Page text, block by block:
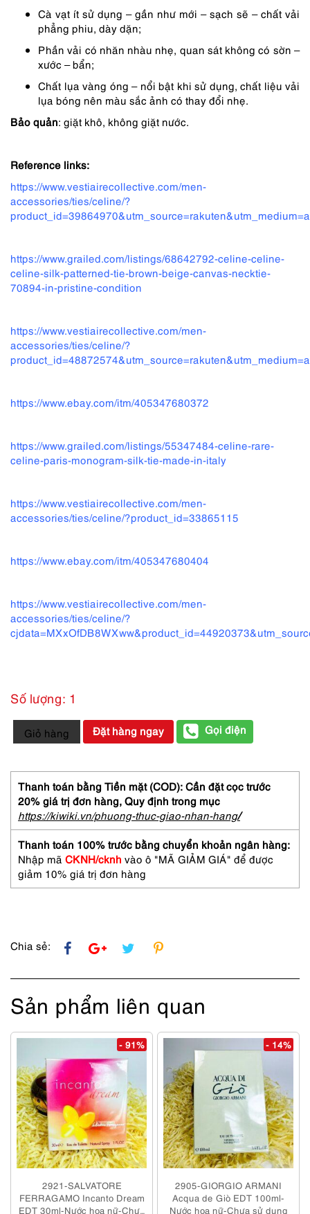
Cà vạt ít sử dụng – gần như mới – sạch sẽ – chất vải
phẳng phiu, dày dặn;
Phần vải có nhăn nhàu nhẹ, quan sát không có sờn –
xước – bẩn;
Chất lụa vàng óng – nổi bật khi sử dụng, chất liệu vải
lụa bóng nên màu sắc ảnh có thay đổi nhẹ.
Bảo quản: giặt khô, không giặt nước.
Reference links:
https://www.vestiairecollective.com/men-
accessories/ties/celine/?
https://www.grailed.com/listings/68642792-celine-celine-
celine-silk-patterned-tie-brown-beige-canvas-necktie-
70894-in-pristine-condition
https://www.vestiairecollective.com/men-
accessories/ties/celine/?
https://www.ebay.com/itm/405347680372
https://www.grailed.com/listings/55347484-celine-rare-
celine-paris-monogram-silk-tie-made-in-italy
https://www.vestiairecollective.com/men-
accessories/ties/celine/?product_id=33865115
https://www.ebay.com/itm/405347680404
https://www.vestiairecollective.com/men-
accessories/ties/celine/?
Số lượng: 1
1296-
Caravat-
Italy
silk
tie-
Gần
như
mới
số
lượng
Giỏ hàng Đặt hàng ngay Gọi điện
Thanh toán bằng Tiền mặt (COD): Cần đặt cọc trước
20% giá trị đơn hàng, Quy định trong mục
https://kiwiki.vn/phuong-thuc-giao-nhan-hang/
Thanh toán 100% trước bằng chuyển khoản ngân hàng:
Nhập mã CKNH/cknh vào ô "MÃ GIẢM GIÁ" để được
giảm 10% giá trị đơn hàng
Chia sẻ:
Sản phẩm liên quan
- 91%
2921-SALVATORE
FERRAGAMO Incanto Dream
EDT 30ml-Nước hoa nữ-Chưa
- 14%
2905-GIORGIO ARMANI
Acqua de Giò EDT 100ml-
Nước hoa nữ-Chưa sử dụng